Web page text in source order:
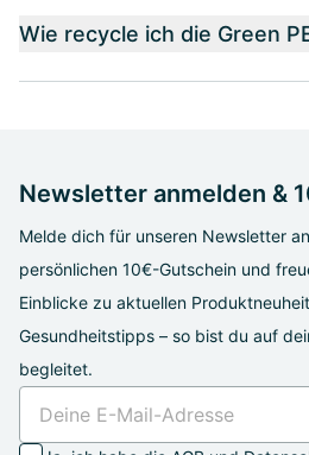
Wie recycle ich die Green
Newsletter anmelden &
Melde dich für unseren Newsletter
persönlichen 10€-Gutschein und
Einblicke zu aktuellen
Gesundheitstipps – so bist du auf
begleitet.